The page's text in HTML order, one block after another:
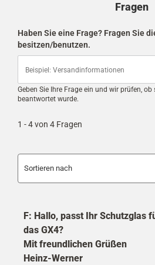
Answers
Fragen
Haben Sie eine Frage? Fragen Sie
besitzen/benutzen.
Geben Sie Ihre Frage ein und wir prüfen,
beantwortet wurde.
1 - 4 von 4 Fragen
Sortieren nach
F: Hallo, passt Ihr Schutzglas
das GX4?
Mit freundlichen Grüßen
Heinz-Werner